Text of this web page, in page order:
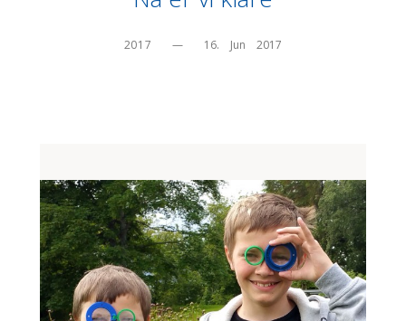
2017 — 16.    Jun    2017